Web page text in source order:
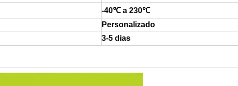
-40℃ a 230℃
Personalizado
3-5 dias